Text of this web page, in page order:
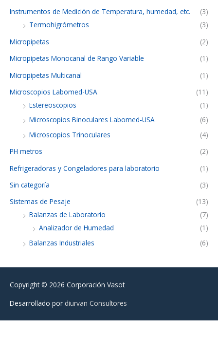
Instrumentos de Medición de Temperatura, humedad, etc.
(3)
Termohigrómetros
(3)
Micropipetas
(2)
Micropipetas Monocanal de Rango Variable
(1)
Micropipetas Multicanal
(1)
Microscopios Labomed-USA
(11)
Estereoscopios
(1)
Microscopios Binoculares Labomed-USA
(6)
Microscopios Trinoculares
(4)
PH metros
(2)
Refrigeradoras y Congeladores para laboratorio
(1)
Sin categoría
(3)
Sistemas de Pesaje
(13)
Balanzas de Laboratorio
(7)
Analizador de Humedad
(1)
Balanzas Industriales
(6)
Copyright © 2026 Corporación Vasot
Desarrollado por diurvan Consultores